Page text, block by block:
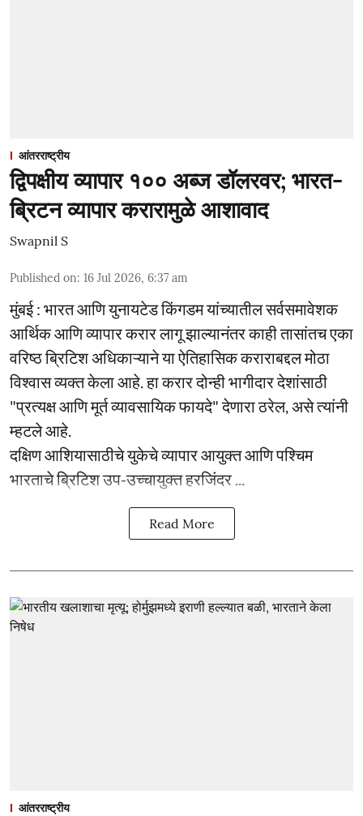
आंतरराष्ट्रीय
द्विपक्षीय व्यापार १०० अब्ज डॉलरवर; भारत-
ब्रिटन व्यापार करारामुळे आशावाद
Swapnil S
Published on: 16 Jul 2026, 6:37 am
मुंबई : भारत आणि युनायटेड किंगडम यांच्यातील सर्वसमावेशक
आर्थिक आणि व्यापार करार लागू झाल्यानंतर काही तासांतच एका
वरिष्ठ ब्रिटिश अधिकाऱ्याने या ऐतिहासिक कराराबद्दल मोठा
विश्वास व्यक्त केला आहे. हा करार दोन्ही भागीदार देशांसाठी
"प्रत्यक्ष आणि मूर्त व्यावसायिक फायदे" देणारा ठरेल, असे त्यांनी
म्हटले आहे.
दक्षिण आशियासाठीचे युकेचे व्यापार आयुक्त आणि पश्चिम
भारताचे ब्रिटिश उप-उच्चायुक्त हरजिंदर ...
Read More
आंतरराष्ट्रीय